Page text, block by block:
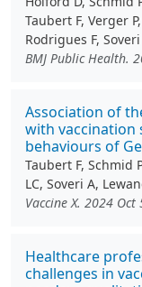
Taubert F, Verger
Rodrigues F,
BMJ Public Health.
Association of
with vaccination
behaviours of
Taubert F, Schmid
LC, Soveri A,
Vaccine X. 2024 Oct
Healthcare
challenges in